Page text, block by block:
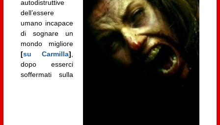
autodistruttive
dell’essere
umano incapace
di sognare un
mondo migliore
[su Carmilla],
dopo esserci
soffermati sulla